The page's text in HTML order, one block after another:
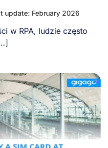
update: February 2026
w RPA, ludzie często